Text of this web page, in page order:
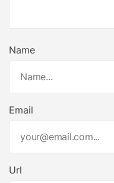
Name
Email
Url